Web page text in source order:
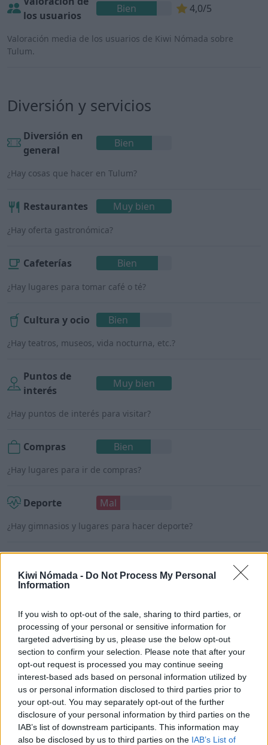
Kiwi Nómada - Do Not Process My Personal
Information
If you wish to opt-out of the sale, sharing to third parties, or
processing of your personal or sensitive information for
targeted advertising by us, please use the below opt-out
section to confirm your selection. Please note that after your
opt-out request is processed you may continue seeing
interest-based ads based on personal information utilized by
us or personal information disclosed to third parties prior to
your opt-out. You may separately opt-out of the further
disclosure of your personal information by third parties on the
IAB’s list of downstream participants. This information may
also be disclosed by us to third parties on the IAB’s List of
los usuarios
Bien 4,0/5
Valoración media de los usuarios de Kiwi Nómada sobre
Tulum.
Diversión y servicios
Diversión en
general
Bien
¿Hay cosas que hacer en Tulum?
Restaurantes Muy bien
¿Hay oferta gastronómica?
Cafeterías Bien
¿Hay lugares para tomar café o té?
Cultura y ocio Bien
¿Hay teatros, museos, vida nocturna, etc.?
Puntos de
interés
Muy bien
¿Hay puntos de interés para visitar?
Compras Bien
¿Hay lugares para ir de compras?
Deporte Mal
¿Hay gimnasios y lugares para hacer deporte?
¿Hay tiendas de alimentos o supermercados?
Tulum para nómadas digitales
Una vez detallados los puntos anteriores, ¿Tulum
es un buen lugar para vivir como nómada digital?
Con una puntuación de 3,8/5,Tulum es un buen
lugar para vivir como nómada digital.